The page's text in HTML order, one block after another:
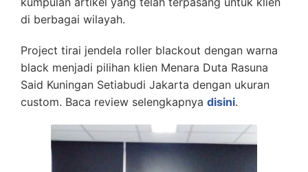
di berbagai wilayah.
Project tirai jendela roller blackout dengan warna
black menjadi pilihan klien Menara Duta Rasuna
Said Kuningan Setiabudi Jakarta dengan ukuran
custom. Baca review selengkapnya disini.